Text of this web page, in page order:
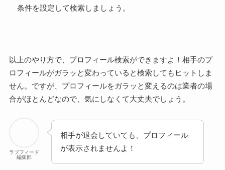
条件を設定して検索しましょう。
以上のやり方で、プロフィール検索ができますよ！相手のプ
ロフィールがガラッと変わっていると検索してもヒットしま
せん。ですが、プロフィールをガラッと変えるのは業者の場
合がほとんどなので、気にしなくて大丈夫でしょう。
ラブフィード
編集部
相手が退会していても、プロフィール
が表示されませんよ！